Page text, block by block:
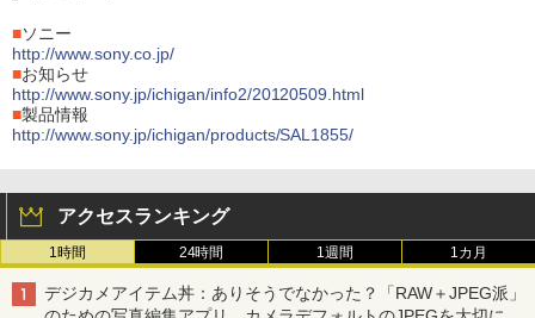
■ソニー
http://www.sony.co.jp/
■お知らせ
http://www.sony.jp/ichigan/info2/20120509.html
■製品情報
http://www.sony.jp/ichigan/products/SAL1855/
アクセスランキング
1時間 24時間 1週間 1カ月
デジカメアイテム丼：ありそうでなかった？「RAW＋JPEG派」